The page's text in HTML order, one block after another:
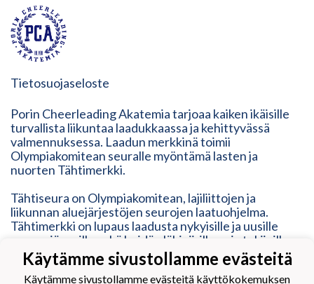
Tietosuojaseloste
Porin Cheerleading Akatemia tarjoaa kaiken ikäisille
turvallista liikuntaa laadukkaassa ja kehittyvässä
valmennuksessa. Laadun merkkinä toimii
Olympiakomitean seuralle myöntämä lasten ja
nuorten Tähtimerkki.
Tähtiseura on Olympiakomitean, lajiliittojen ja
liikunnan aluejärjestöjen seurojen laatuohjelma.
Tähtimerkki on lupaus laadusta nykyisille ja uusille
seuran jäsenille sekä heidän lähipiirilleen ja tukijoille.
Tähtimerkki on osoitus modernista, ketterästä,
vastuullisesta ja inhimillisestä toimintatavasta. Se
Käytämme sivustollamme evästeitä
Käytämme sivustollamme evästeitä käyttökokemuksen